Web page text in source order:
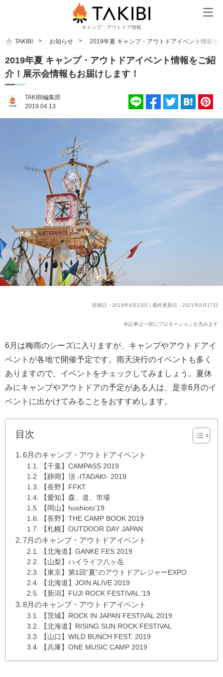
キャンプ・アウトドア情報
TAKIBI お知らせ 2019年夏 キャンプ・アウトドアイベント情報を
2019年夏 キャンプ・アウトドアイベント情報をご紹
介！展示会情報もお届けします！
TAKIBI編集部
2019.04.13
投稿日：2019年4月13日 | 最終更新日：2021年8月17日
本記事は一部にプロモーションを含みます
6月は梅雨のシーズに入りますが、キャンプやアウトドアイ
ベントが各地で開催予定です。雨天決行のイベントも多く
ありますので、イベントをチェックしてみましょう。夏休
みにキャンプやアウトドアの予定がある人は、是非6月のイ
ベントに出かけてみることをおすすめします。
目次
6月のキャンプ・アウトドアイベント
【千葉】CAMPASS 2019
【静岡】頂 -ITADAKI- 2019
【長野】FFKT
【愛知】森、道、市場
【岡山】hoshioto’19
【長野】THE CAMP BOOK 2019
【札幌】OUTDOOR DAY JAPAN
7月のキャンプ・アウトドアイベント
【北海道】GANKE FES 2019
【山梨】ハイライフ八ヶ岳
【東京】第1回“夏”のアウトドアレジャーEXPO
【北海道】JOIN ALIVE 2019
【新潟】FUJI ROCK FESTIVAL ’19
8月のキャンプ・アウトドアイベント
【茨城】ROCK IN JAPAN FESTIVAL 2019
【北海道】RISING SUN ROCK FESTIVAL
【山口】WILD BUNCH FEST. 2019
【兵庫】ONE MUSIC CAMP 2019